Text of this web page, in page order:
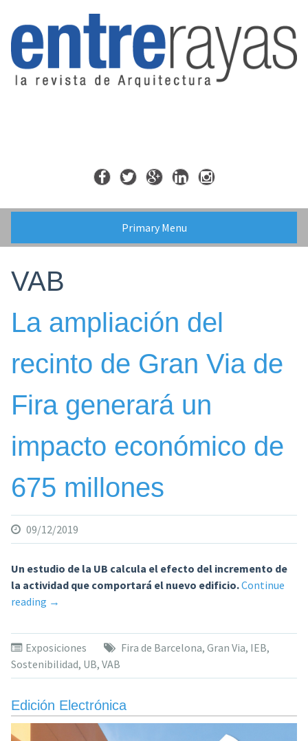
content
Primary Menu
VAB
La ampliación del
recinto de Gran Via de
Fira generará un
impacto económico de
675 millones
09/12/2019
Un estudio de la UB calcula el efecto del incremento de
la actividad que comportará el nuevo edificio.Continue
reading «La
del
recinto
de
Via
de
→
Exposiciones Fira de Barcelona, Gran Via, IEB,
Sostenibilidad, UB, VAB
Edición Electrónica